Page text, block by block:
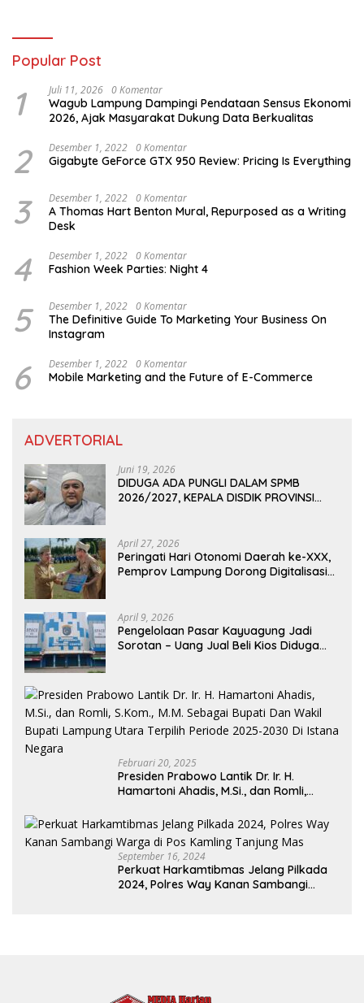
Popular Post
1 Juli 11, 2026 0 Komentar
Wagub Lampung Dampingi Pendataan Sensus Ekonomi
2026, Ajak Masyarakat Dukung Data Berkualitas
2 Desember 1, 2022 0 Komentar
Gigabyte GeForce GTX 950 Review: Pricing Is Everything
3 Desember 1, 2022 0 Komentar
A Thomas Hart Benton Mural, Repurposed as a Writing
Desk
4 Desember 1, 2022 0 Komentar
Fashion Week Parties: Night 4
5 Desember 1, 2022 0 Komentar
The Definitive Guide To Marketing Your Business On
Instagram
6 Desember 1, 2022 0 Komentar
Mobile Marketing and the Future of E-Commerce
ADVERTORIAL
Juni 19, 2026
DIDUGA ADA PUNGLI DALAM SPMB
2026/2027, KEPALA DISDIK PROVINSI
April 27, 2026
Peringati Hari Otonomi Daerah ke-XXX,
Pemprov Lampung Dorong Digitalisasi
April 9, 2026
Pengelolaan Pasar Kayuagung Jadi
Sorotan – Uang Jual Beli Kios Diduga
Februari 20, 2025
Presiden Prabowo Lantik Dr. Ir. H.
Hamartoni Ahadis, M.Si., dan Romli,
Bupati Lampung Utara Terpilih Periode
2025-2030 Di Istana Negara
September 16, 2024
Perkuat Harkamtibmas Jelang Pilkada
2024, Polres Way Kanan Sambangi